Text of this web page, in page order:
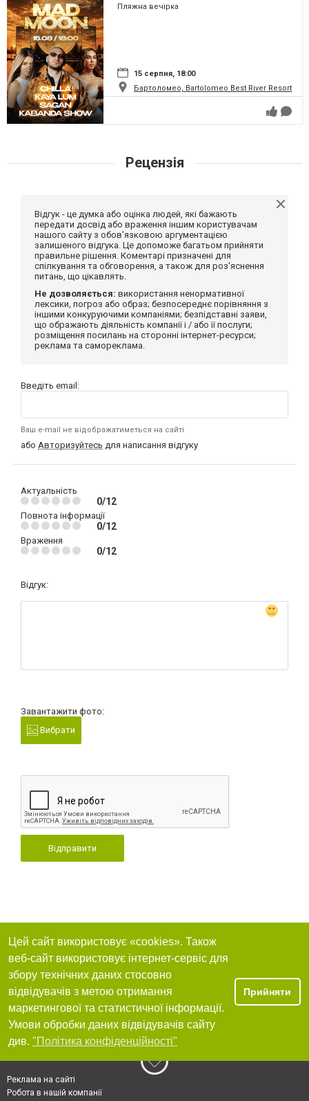
Пляжна вечірка
15 серпня, 18:00
Бартоломео, Bartolomeo Best River Resort
Рецензія
Відгук - це думка або оцінка людей, які бажають
передати досвід або враження іншим користувачам
нашого сайту з обов'язковою аргументацією
залишеного відгука. Це допоможе багатьом прийняти
правильне рішення. Коментарі призначені для
спілкування та обговорення, а також для роз'яснення
питань, що цікавлять.
Не дозволяється: використання ненормативної
лексики, погроз або образ; безпосереднє порівняння з
іншими конкуруючими компаніями; безпідставні заяви,
що ображають діяльність компанії і / або її послуги;
розміщення посилань на сторонні інтернет-ресурси;
реклама та самореклама.
Введіть email:
Ваш e-mail не відображатиметься на сайті
або Авторизуйтесь для написання відгуку
Актуальність
0/12
Повнота інформації
0/12
Враження
0/12
Відгук:
Завантажити фото:
Вибрати
Відправити
Цей сайт використовує «cookies». Також
веб-сайт використовує інтернет-сервіс для
збору технічних даних стосовно
відвідувачів з метою отримання
маркетингової та статистичної інформації.
Умови обробки даних відвідувачів сайту
див. "Політика конфіденційності"
Прийняти
Реклама на сайті
Робота в нашій компанії